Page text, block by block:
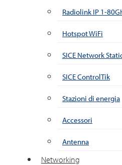
Radiolink IP 1-
Hotspot WiFi
SICE Network
SICE ControlTik
Stazioni di energia
Accessori
Antenna
Networking